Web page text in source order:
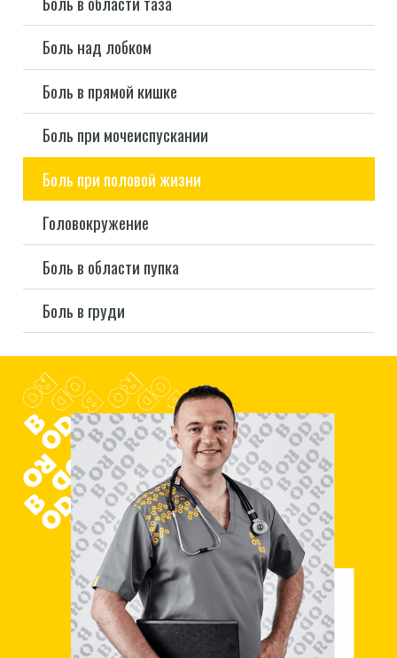
Боль над лобком
Боль в прямой кишке
Боль при мочеиспускании
Боль при половой жизни
Головокружение
Боль в области пупка
Боль в груди